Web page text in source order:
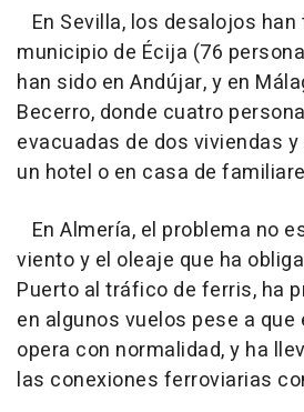
En Sevilla, los desalojos
municipio de Écija (76
han sido en Andújar, y en
Becerro, donde cuatro
evacuadas de dos viviendas
un hotel o en casa de
En Almería, el problema no
viento y el oleaje que ha
Puerto al tráfico de ferris, ha
en algunos vuelos pese a que
opera con normalidad, y ha
las conexiones ferroviarias